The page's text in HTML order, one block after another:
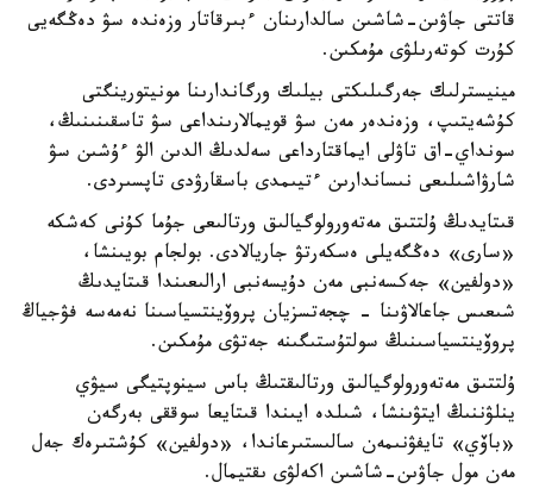
قاتتى جاۋىن-شاشىن سالدارىنان ءبىرقاتار وزەندە سۋ دەڭگەيى
كۇرت كوتەرىلۋى مۇمكىن.
مينيسترلىك جەرگىلىكتى بيلىك ورگاندارىنا مونيتورينگتى
كۇشەيتىپ، وزەندەر مەن سۋ قويمالارىنداعى سۋ تاسقىنىنىڭ،
سونداي-اق تاۋلى ايماقتارداعى سەلدىڭ الدىن الۋ ءۇشىن سۋ
شارۋاشىلىعى نىساندارىن ءتيىمدى باسقارۋدى تاپسىردى.
قىتايدىڭ ۇلتتىق مەتەورولوگيالىق ورتالىعى جۇما كۇنى كەشكە
«سارى» دەڭگەيلى ەسكەرتۋ جاريالادى. بولجام بويىنشا،
«دولفين» جەكسەنبى مەن دۇيسەنبى ارالىعىندا قىتايدىڭ
شىعىس جاعالاۋىنا - چجەتسزيان پروۆينتسياسىنا نەمەسە فۋجياڭ
پروۆينتسياسىنىڭ سولتۇستىگىنە جەتۋى مۇمكىن.
ۇلتتىق مەتەورولوگيالىق ورتالىقتىڭ باس سينوپتيگى سيۋي
ينلۋننىڭ ايتۋىنشا، شىلدە ايىندا قىتايعا سوققى بەرگەن
«باۆي» تايفۋنىمەن سالىستىرعاندا، «دولفين» كۇشتىرەك جەل
مەن مول جاۋىن-شاشىن اكەلۋى ىقتيمال.